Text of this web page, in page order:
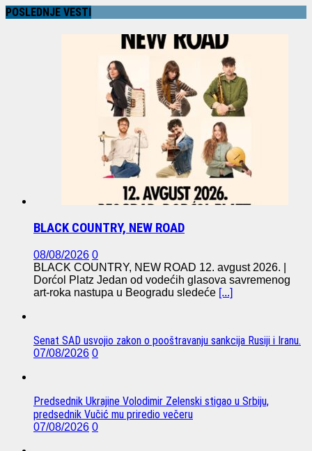
POSLEDNJE VESTI
BLACK COUNTRY, NEW ROAD
08/08/2026 0
BLACK COUNTRY, NEW ROAD 12. avgust 2026. |
Dorćol Platz Jedan od vodećih glasova savremenog
art-roka nastupa u Beogradu sledeće [...]
Senat SAD usvojio zakon o pooštravanju sankcija Rusiji i Iranu.
07/08/2026 0
Predsednik Ukrajine Volodimir Zelenski stigao u Srbiju,
predsednik Vučić mu priredio večeru
07/08/2026 0